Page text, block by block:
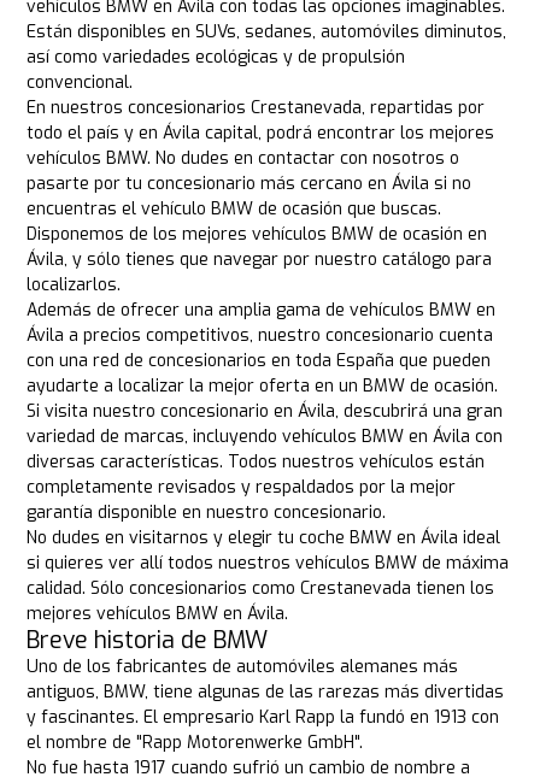
vehículos BMW en Ávila con todas las opciones imaginables.
Están disponibles en SUVs, sedanes, automóviles diminutos,
así como variedades ecológicas y de propulsión
convencional.
En nuestros concesionarios Crestanevada, repartidas por
todo el país y en Ávila capital, podrá encontrar los mejores
vehículos BMW. No dudes en contactar con nosotros o
pasarte por tu concesionario más cercano en Ávila si no
encuentras el vehículo BMW de ocasión que buscas.
Disponemos de los mejores vehículos BMW de ocasión en
Ávila, y sólo tienes que navegar por nuestro catálogo para
localizarlos.
Además de ofrecer una amplia gama de vehículos BMW en
Ávila a precios competitivos, nuestro concesionario cuenta
con una red de concesionarios en toda España que pueden
ayudarte a localizar la mejor oferta en un BMW de ocasión.
Si visita nuestro concesionario en Ávila, descubrirá una gran
variedad de marcas, incluyendo vehículos BMW en Ávila con
diversas características. Todos nuestros vehículos están
completamente revisados y respaldados por la mejor
garantía disponible en nuestro concesionario.
No dudes en visitarnos y elegir tu coche BMW en Ávila ideal
si quieres ver allí todos nuestros vehículos BMW de máxima
calidad. Sólo concesionarios como Crestanevada tienen los
mejores vehículos BMW en Ávila.
Breve historia de BMW
Uno de los fabricantes de automóviles alemanes más
antiguos, BMW, tiene algunas de las rarezas más divertidas
y fascinantes. El empresario Karl Rapp la fundó en 1913 con
el nombre de "Rapp Motorenwerke GmbH".
No fue hasta 1917 cuando sufrió un cambio de nombre a